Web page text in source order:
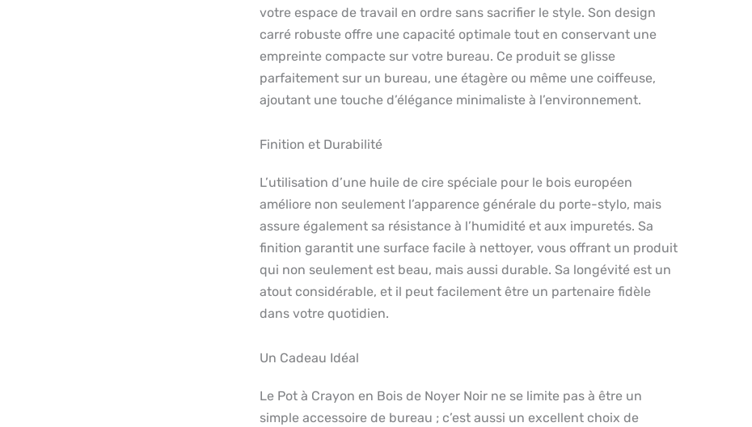
votre espace de travail en ordre sans sacrifier le style. Son design
carré robuste offre une capacité optimale tout en conservant une
empreinte compacte sur votre bureau. Ce produit se glisse
parfaitement sur un bureau, une étagère ou même une coiffeuse,
ajoutant une touche d’élégance minimaliste à l’environnement.
Finition et Durabilité
L’utilisation d’une huile de cire spéciale pour le bois européen
améliore non seulement l’apparence générale du porte-stylo, mais
assure également sa résistance à l’humidité et aux impuretés. Sa
finition garantit une surface facile à nettoyer, vous offrant un produit
qui non seulement est beau, mais aussi durable. Sa longévité est un
atout considérable, et il peut facilement être un partenaire fidèle
dans votre quotidien.
Un Cadeau Idéal
Le Pot à Crayon en Bois de Noyer Noir ne se limite pas à être un
simple accessoire de bureau ; c’est aussi un excellent choix de